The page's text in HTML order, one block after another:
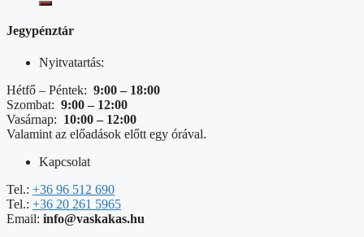
Jegypénztár
Nyitvatartás:
Hétfő – Péntek: 9:00 – 18:00
Szombat: 9:00 – 12:00
Vasárnap: 10:00 – 12:00
Valamint az előadások előtt egy órával.
Kapcsolat
Tel.: +36 96 512 690
Tel.: +36 20 261 5965
Email: info@vaskakas.hu